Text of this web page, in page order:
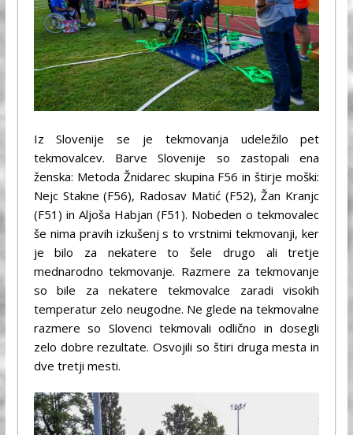
Iz Slovenije se je tekmovanja udeležilo pet
tekmovalcev. Barve Slovenije so zastopali ena
ženska: Metoda Žnidarec skupina F56 in štirje moški:
Nejc Stakne (F56), Radosav Matić (F52), Žan Kranjc
(F51) in Aljoša Habjan (F51). Nobeden o tekmovalec
še nima pravih izkušenj s to vrstnimi tekmovanji, ker
je bilo za nekatere to šele drugo ali tretje
mednarodno tekmovanje. Razmere za tekmovanje
so bile za nekatere tekmovalce zaradi visokih
temperatur zelo neugodne. Ne glede na tekmovalne
razmere so Slovenci tekmovali odlično in dosegli
zelo dobre rezultate. Osvojili so štiri druga mesta in
dve tretji mesti.